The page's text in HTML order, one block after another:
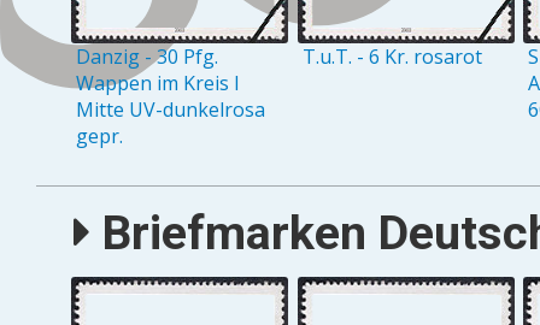
Danzig - 30 Pfg.
Wappen im Kreis I
Mitte UV-dunkelrosa
gepr.
T.u.T. - 6 Kr. rosarot
Briefmarken